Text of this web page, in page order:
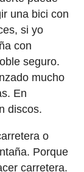
una bici con
si yo
con
seguro.
mucho
En
discos.
o
Porque
carretera.